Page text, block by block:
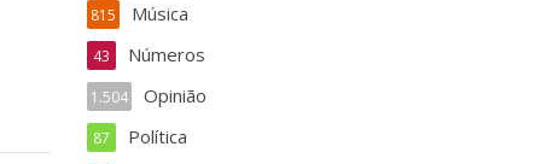
Música
815
Números
43
Opinião
1.504
Política
87